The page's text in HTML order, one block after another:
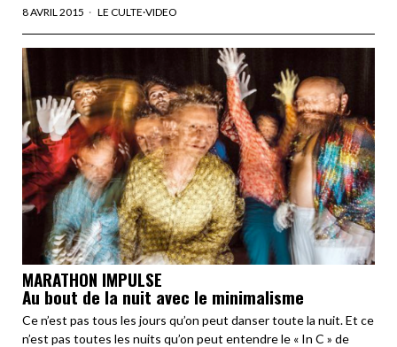
8 AVRIL 2015 LE CULTE·VIDEO
MARATHON IMPULSE
Au bout de la nuit avec le minimalisme
Ce n’est pas tous les jours qu’on peut danser toute la nuit. Et ce
n’est pas toutes les nuits qu’on peut entendre le « In C » de